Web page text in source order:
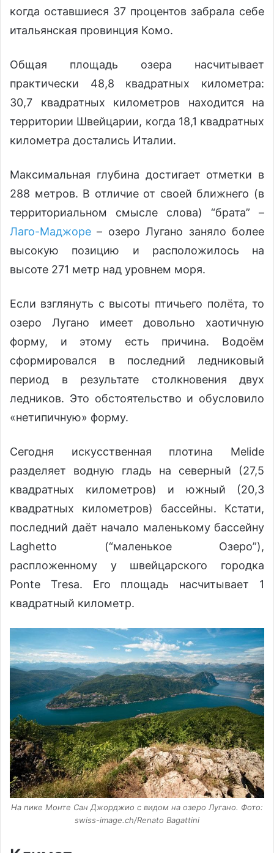
когда оставшиеся 37 процентов забрала себе
итальянская провинция Комо.
Общая площадь озера насчитывает
практически 48,8 квадратных километра:
30,7 квадратных километров находится на
территории Швейцарии, когда 18,1 квадратных
километра достались Италии.
Максимальная глубина достигает отметки в
288 метров. В отличие от своей ближнего (в
территориальном смысле слова) “брата” –
Лаго-Маджоре – озеро Лугано заняло более
высокую позицию и расположилось на
высоте 271 метр над уровнем моря.
Если взглянуть с высоты птичьего полёта, то
озеро Лугано имеет довольно хаотичную
форму, и этому есть причина. Водоём
сформировался в последний ледниковый
период в результате столкновения двух
ледников. Это обстоятельство и обусловило
«нетипичную» форму.
Сегодня искусственная плотина Melide
разделяет водную гладь на северный (27,5
квадратных километров) и южный (20,3
квадратных километров) бассейны. Кстати,
последний даёт начало маленькому бассейну
Laghetto (“маленькое Озеро”),
распложенному у швейцарского городка
Ponte Tresa. Его площадь насчитывает 1
квадратный километр.
На пике Монте Сан Джорджио с видом на озеро Лугано. Фото:
swiss-imаgе.ch/Renato Bagattini